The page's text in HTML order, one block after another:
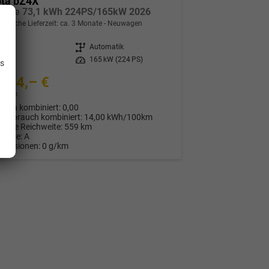
73,1 kWh 224PS/165kW 2026
Lieferzeit: ca. 3 Monate Neuwagen
Getriebe Automatik
Leistung 165 kW (224 PS)
€
MwSt.
kombiniert: 0,00
kombiniert: 14,00 kWh/100km
Reichweite: 559 km
A
0 g/km